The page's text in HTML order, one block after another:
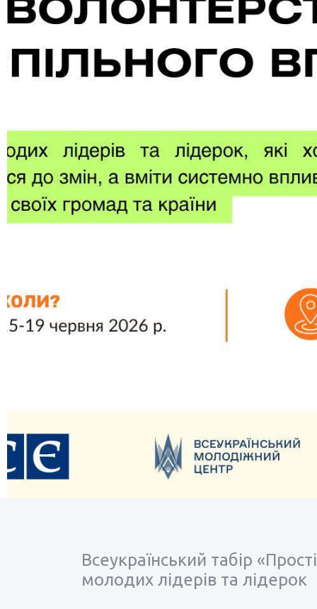
Всеукраїнський табір
молодих лідерів та лідерок